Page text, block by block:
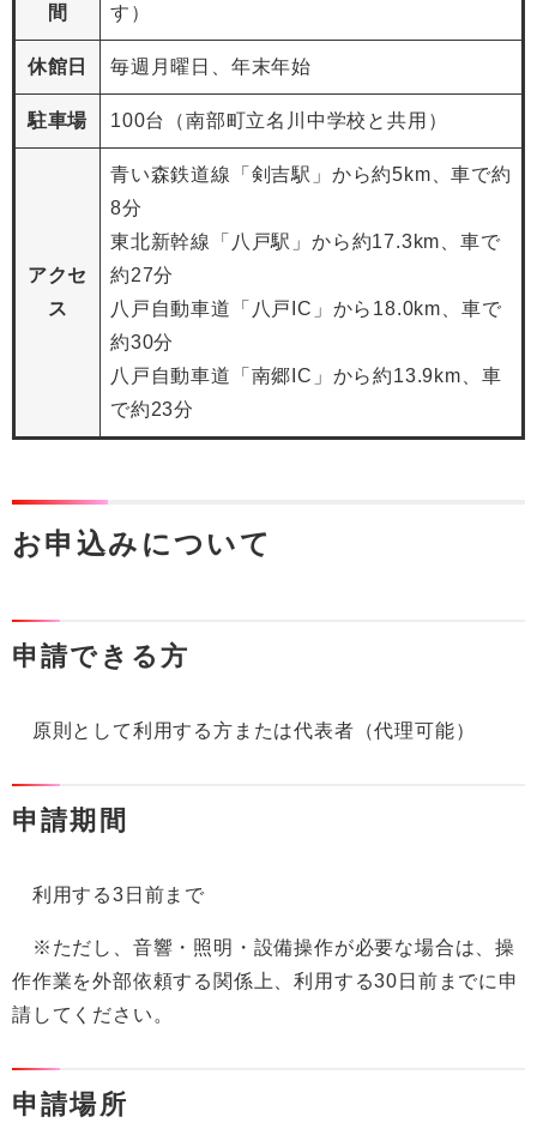
間
す）
休館日 毎週月曜日、年末年始
駐車場 100台（南部町立名川中学校と共用）
アクセ
ス
青い森鉄道線「剣吉駅」から約5km、車で約
8分
東北新幹線「八戸駅」から約17.3km、車で
約27分
八戸自動車道「八戸IC」から18.0km、車で
約30分
八戸自動車道「南郷IC」から約13.9km、車
で約23分
お申込みについて
申請できる方
原則として利用する方または代表者（代理可能）
申請期間
利用する3日前まで
※ただし、音響・照明・設備操作が必要な場合は、操
作作業を外部依頼する関係上、利用する30日前までに申
請してください。
申請場所